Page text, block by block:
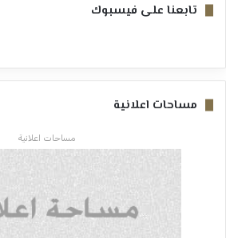
تابعنا على فيسبوك
مساحات اعلانية
مساحات اعلانية